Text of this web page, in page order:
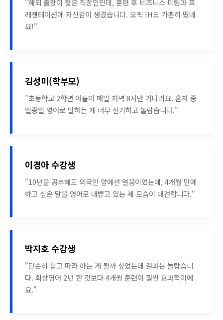
"해외 출장이 잦은 직장인인데, 훈련 후 비즈니스 미팅과 프
레젠테이션에 자신감이 생겼습니다. 오픽 IH도 가뿐히 땄네
요!"
김성미(학부모)
"초등학교 2학년 아들이 매일 저녁 8시만 기다려요. 혼자 중
얼중얼 영어로 말하는 게 너무 신기하고 놀랍습니다."
이경아 수강생
"10년을 공부해도 외국인 앞에선 얼음이었는데, 4개월 만에
하고 싶은 말을 영어로 내뱉고 있는 제 모습이 대견합니다."
박지호 수강생
"단순히 듣고 따라 하는 게 될까 싶었는데 결과는 놀랍습니
다. 화상영어 2년 한 것보다 4개월 훈련이 훨씬 효과적이에
요."